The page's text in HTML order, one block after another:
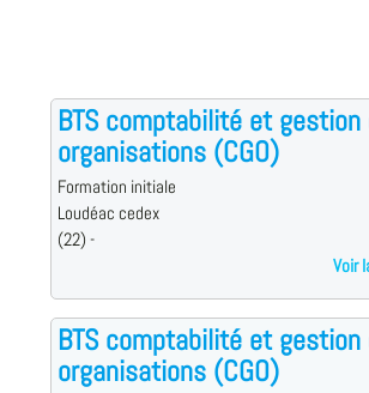
BTS comptabilité et gestion
organisations (CGO)
Formation initiale
Loudéac cedex
(22) -
Voir
BTS comptabilité et gestion
organisations (CGO)